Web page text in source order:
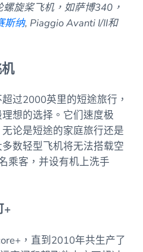
旋桨飞机，如萨博340，
斯纳, Piaggio Avanti I/II和
过2000英里的短途旅行，
想的选择。它们速度极
论是短途的家庭旅行还是
数轻型飞机将无法搭载空
乘客，并设有机上洗手
+
，直到2010年共生产了